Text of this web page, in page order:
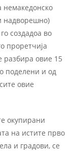
немакедонско
надворешно)
создадоа во
проретчија
разбира овие 15
поделени и од
овие
окупирани
на истите прво
и градови, се